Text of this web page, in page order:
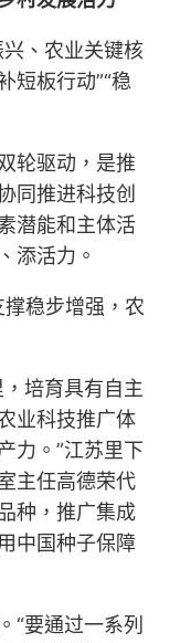
、农业关键核
短板行动”“稳
轮驱动，是推
同推进科技创
潜能和主体活
添活力。
稳步增强，农
培育具有自主
业科技推广体
力。”江苏里下
主任高德荣代
种，推广集成
中国种子保障
“要通过一系列